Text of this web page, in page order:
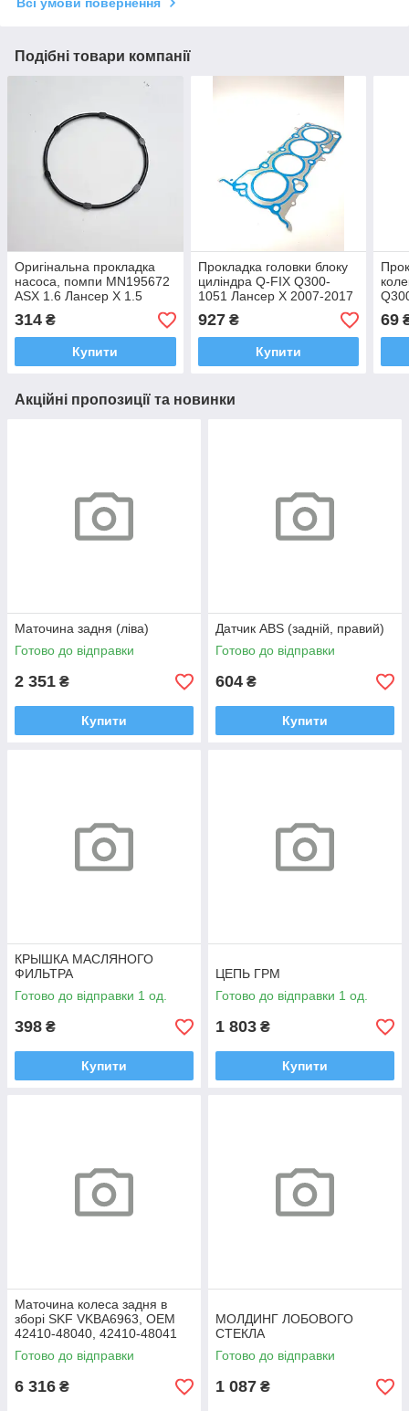
Подібні товари компанії
Оригінальна прокладка
насоса, помпи MN195672
ASX 1.6 Лансер Х 1.5
2007-2017
314 ₴
Купити
Прокладка головки блоку
циліндра Q-FIX Q300-
1051 Лансер Х 2007-2017
1. ASX 2010-2019 1.Кольт
2004-2008 1. 1.5
927₴
Купити
69
Акційні пропозиції та новинки
Маточина задня (ліва)
Готово до відправки
2 351 ₴
Купити
Датчик ABS (задній, правий)
Готово до відправки
604 ₴
Купити
КРЫШКА МАСЛЯНОГО
ФИЛЬТРА
Готово до відправки 1 од.
398 ₴
Купити
ЦЕПЬ ГРМ
Готово до відправки 1 од.
1 803 ₴
Купити
Маточина колеса задня в
зборі SKF VKBA6963, OEM
42410-48040, 42410-48041
Highlander, RX
Готово до відправки
6 316 ₴
МОЛДИНГ ЛОБОВОГО
СТЕКЛА
Готово до відправки
1 087 ₴